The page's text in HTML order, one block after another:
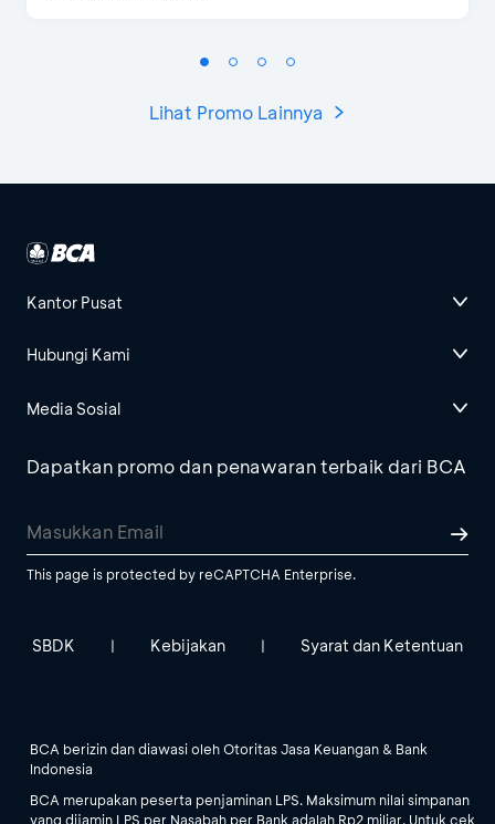
Lihat Promo Lainnya
Kantor Pusat
Hubungi Kami
Media Sosial
Dapatkan promo dan penawaran terbaik dari BCA
This page is protected by reCAPTCHA Enterprise.
SBDK | Kebijakan | Syarat dan Ketentuan
BCA berizin dan diawasi oleh Otoritas Jasa Keuangan & Bank
Indonesia
BCA merupakan peserta penjaminan LPS. Maksimum nilai simpanan
yang dijamin LPS per Nasabah per Bank adalah Rp2 miliar. Untuk cek